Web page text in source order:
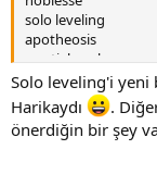
solo leveling
apotheosis
martial peak
tales of demons
the child of light
ultimate scheming
spirit blade
Solo leveling'i
Harikaydı
.
önerdiğin bir şey